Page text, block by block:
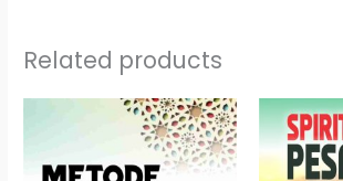
Related products